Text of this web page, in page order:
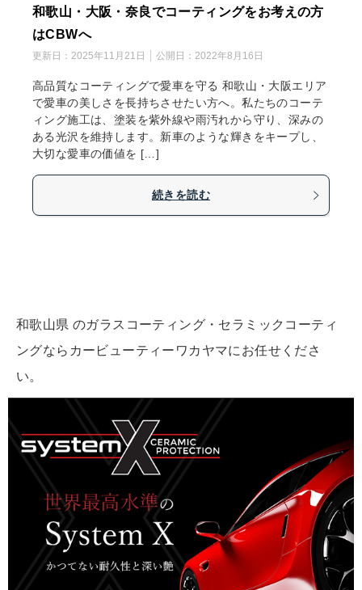
和歌山・大阪・奈良でコーティングをお考えの方
はCBWへ
更新日： 2025年11月21日 公開日： 2022年8月16日
高品質なコーティングで愛車を守る 和歌山・大阪エリア
で愛車の美しさを長持ちさせたい方へ。私たちのコーテ
ィング施工は、塗装を紫外線や雨汚れから守り、深みの
ある光沢を維持します。新車のような輝きをキープし、
大切な愛車の価値を […]
続きを読む
和歌山県 のガラスコーティング・セラミックコーティ
ングならカービューティーワカヤマにお任せくださ
い。